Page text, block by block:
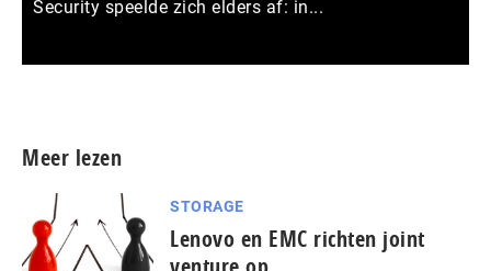
Security speelde zich elders af: in...
Meer lezen
STORAGE
Lenovo en EMC richten joint